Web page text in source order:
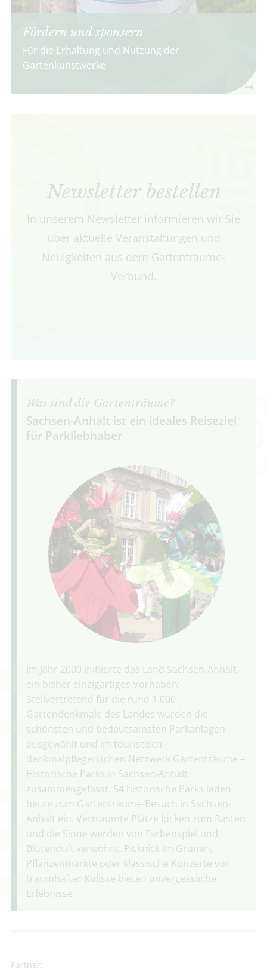
Fördern und sponsern
Für die Erhaltung und Nutzung der
Gartenkunstwerke
Newsletter bestellen
In unserem Newsletter informieren wir Sie
über aktuelle Veranstaltungen und
Neuigkeiten aus dem Gartenträume-
Verbund.
Was sind die Gartenträume?
Sachsen-Anhalt ist ein ideales Reiseziel
für Parkliebhaber
Im Jahr 2000 initiierte das Land Sachsen-Anhalt
ein bisher einzigartiges Vorhaben:
Stellvertretend für die rund 1.000
Gartendenkmale des Landes wurden die
schönsten und bedeutsamsten Parkanlagen
ausgewählt und im touristisch-
denkmalpflegerischen Netzwerk Gartenträume –
Historische Parks in Sachsen-Anhalt
zusammengefasst. 54 historische Parks laden
heute zum Gartenträume-Besuch in Sachsen-
Anhalt ein. Verträumte Plätze locken zum Rasten
und die Sinne werden von Farbenspiel und
Blütenduft verwöhnt. Picknick im Grünen,
Pflanzenmärkte oder klassische Konzerte vor
traumhafter Kulisse bieten unvergessliche
Erlebnisse.
Partner: